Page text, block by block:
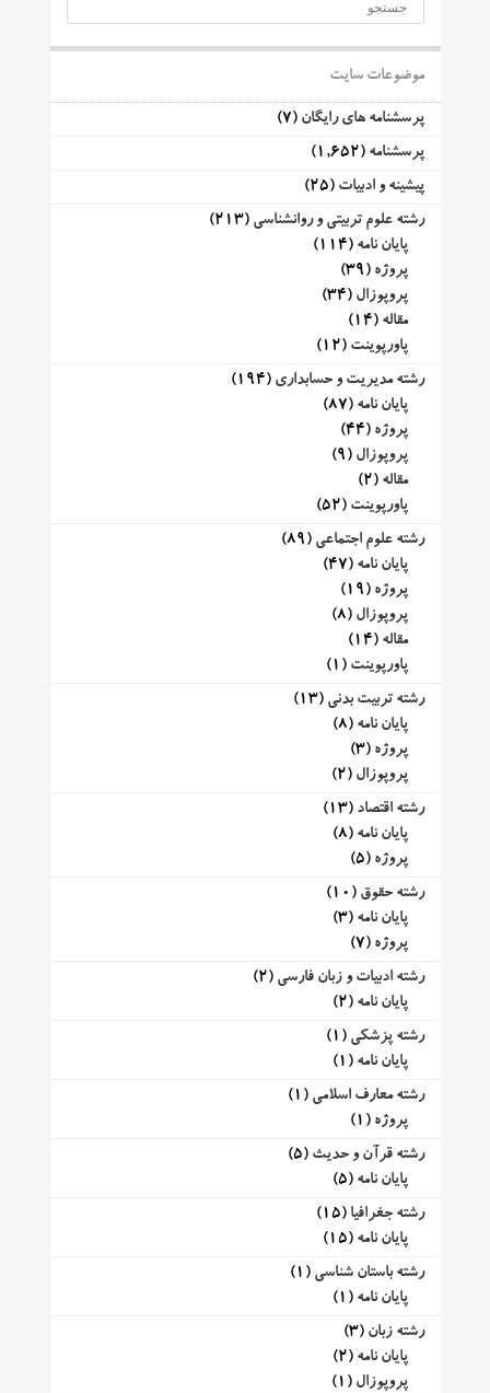
موضوعات سایت
پرسشنامه های رایگان (7)
پرسشنامه (1,652)
پیشینه و ادبیات (25)
رشته علوم تربیتی و روانشناسی (213)
پایان نامه (114)
پروژه (39)
پروپوزال (34)
مقاله (14)
پاورپوینت (12)
رشته مدیریت و حسابداری (194)
پایان نامه (87)
پروژه (44)
پروپوزال (9)
مقاله (2)
پاورپوینت (52)
رشته علوم اجتماعی (89)
پایان نامه (47)
پروژه (19)
پروپوزال (8)
مقاله (14)
پاورپوینت (1)
رشته تربیت بدنی (13)
پایان نامه (8)
پروژه (3)
پروپوزال (2)
رشته اقتصاد (13)
پایان نامه (8)
پروژه (5)
رشته حقوق (10)
پایان نامه (3)
پروژه (7)
رشته ادبیات و زبان فارسی (2)
پایان نامه (2)
رشته پزشکی (1)
پایان نامه (1)
رشته معارف اسلامی (1)
پروژه (1)
رشته قرآن و حدیث (5)
پایان نامه (5)
رشته جغرافیا (15)
پایان نامه (15)
رشته باستان شناسی (1)
پایان نامه (1)
رشته زبان (3)
پایان نامه (2)
پروپوزال (1)